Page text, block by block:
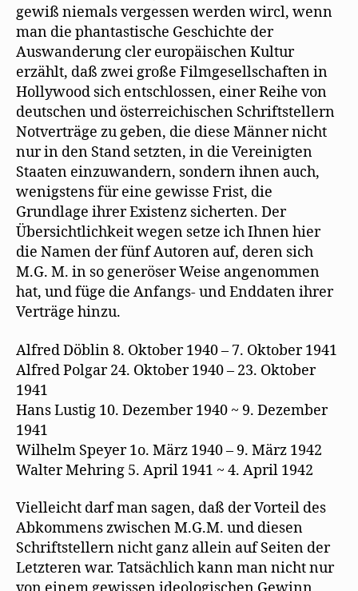
gewiß niemals vergessen werden wircl, wenn
man die phantastische Geschichte der
Auswanderung cler europäischen Kultur
erzählt, daß zwei große Filmgesellschaften in
Hollywood sich entschlossen, einer Reihe von
deutschen und österreichischen Schriftstellern
Notverträge zu geben, die diese Männer nicht
nur in den Stand setzten, in die Vereinigten
Staaten einzuwandern, sondern ihnen auch,
wenigstens für eine gewisse Frist, die
Grundlage ihrer Existenz sicherten. Der
Übersichtlichkeit wegen setze ich Ihnen hier
die Namen der fünf Autoren auf, deren sich
M.G. M. in so generöser Weise angenommen
hat, und füge die Anfangs- und Enddaten ihrer
Verträge hinzu.
Alfred Döblin 8. Oktober 1940 – 7. Oktober 1941
Alfred Polgar 24. Oktober 1940 – 23. Oktober
1941
Hans Lustig 10. Dezember 1940 ~ 9. Dezember
1941
Wilhelm Speyer 1o. März 1940 – 9. März 1942
Walter Mehring 5. April 1941 ~ 4. April 1942
Vielleicht darf man sagen, daß der Vorteil des
Abkommens zwischen M.G.M. und diesen
Schriftstellern nicht ganz allein auf Seiten der
Letzteren war. Tatsächlich kann man nicht nur